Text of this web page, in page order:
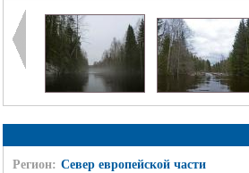
Регион: Север европейской части